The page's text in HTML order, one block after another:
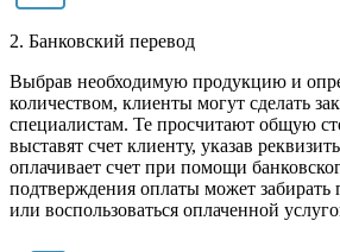
2. Банковский перевод
Выбрав необходимую продукцию и
количеством, клиенты могут сделать
специалистам. Те просчитают общую
выставят счет клиенту, указав
оплачивает счет при помощи
подтверждения оплаты может забирать
или воспользоваться оплаченной